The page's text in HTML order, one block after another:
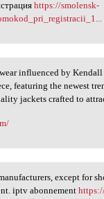
https://smolensk-
influenced by Kendall
featuring the newest
jackets crafted to
except for
iptv abonnement